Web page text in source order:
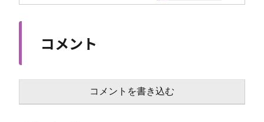
コメント
コメントを書き込む